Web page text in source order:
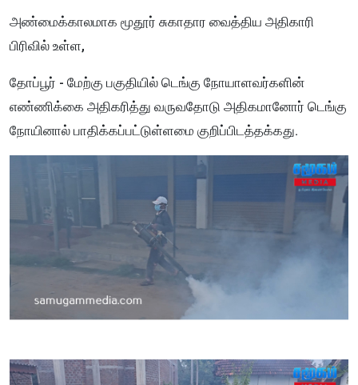
அண்மைக்காலமாக மூதூர் சுகாதார வைத்திய அதிகாரி
பிரிவில் உள்ள,
தோப்பூர் - மேற்கு பகுதியில் டெங்கு நோயாளவர்களின்
எண்ணிக்கை அதிகரித்து வருவதோடு அதிகமானோர் டெங்கு
நோயினால் பாதிக்கப்பட்டுள்ளமை குறிப்பிடத்தக்கது.